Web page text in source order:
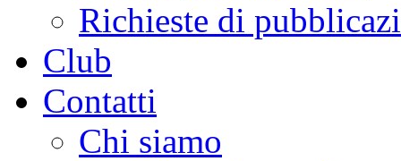
Richieste di
Club
Contatti
Chi siamo